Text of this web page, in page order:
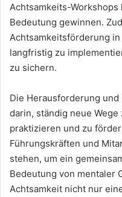
Achtsamkeits-
Bedeutung gewinnen.
Achtsamkeitsförderung
langfristig zu
zu sichern.
Die Herausforderung
darin, ständig neue
praktizieren und zu
Führungskräften und
stehen, um ein
Bedeutung von mentaler
Achtsamkeit nicht nur